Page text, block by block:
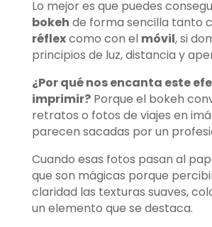
Lo mejor es que puedes
bokeh de forma sencilla tanto
réflexcomo con el móvil, si
principios de luz, distancia y
¿Por qué nos encanta este
imprimir?Porque el bokeh
retratos o fotos de viajes en
parecen sacadas por un
Cuando esas fotos pasan al
que son mágicas porque
claridad las texturas suaves,
un elemento que se destaca.